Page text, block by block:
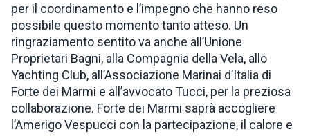
per il coordinamento e l’impegno che hanno reso
possibile questo momento tanto atteso. Un
ringraziamento sentito va anche all’Unione
Proprietari Bagni, alla Compagnia della Vela, allo
Yachting Club, all’Associazione Marinai d’Italia di
Forte dei Marmi e all’avvocato Tucci, per la preziosa
collaborazione. Forte dei Marmi saprà accogliere
l’Amerigo Vespucci con la partecipazione, il calore e